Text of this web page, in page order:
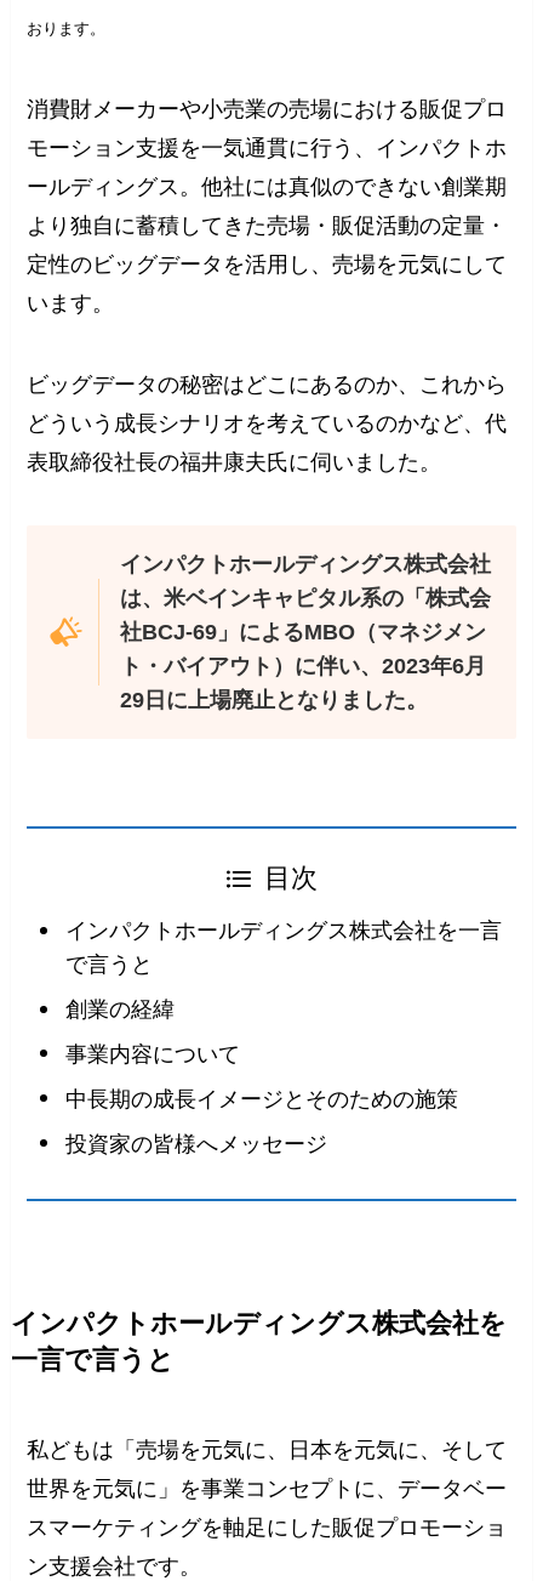
おります。
消費財メーカーや小売業の売場における販促プロ
モーション支援を一気通貫に行う、インパクトホ
ールディングス。他社には真似のできない創業期
より独自に蓄積してきた売場・販促活動の定量・
定性のビッグデータを活用し、売場を元気にして
います。
ビッグデータの秘密はどこにあるのか、これから
どういう成長シナリオを考えているのかなど、代
表取締役社長の福井康夫氏に伺いました。
インパクトホールディングス株式会社
は、米ベインキャピタル系の「株式会
社BCJ-69」によるMBO（マネジメン
ト・バイアウト）に伴い、2023年6月
29日に上場廃止となりました。
目次
インパクトホールディングス株式会社を一言
で言うと
創業の経緯
事業内容について
中長期の成長イメージとそのための施策
投資家の皆様へメッセージ
インパクトホールディングス株式会社を
一言で言うと
私どもは「売場を元気に、日本を元気に、そして
世界を元気に」を事業コンセプトに、データベー
スマーケティングを軸足にした販促プロモーショ
ン支援会社です。